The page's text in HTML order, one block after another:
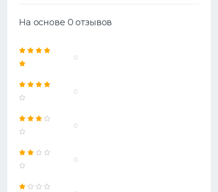
На основе 0 отзывов
0
0
0
0